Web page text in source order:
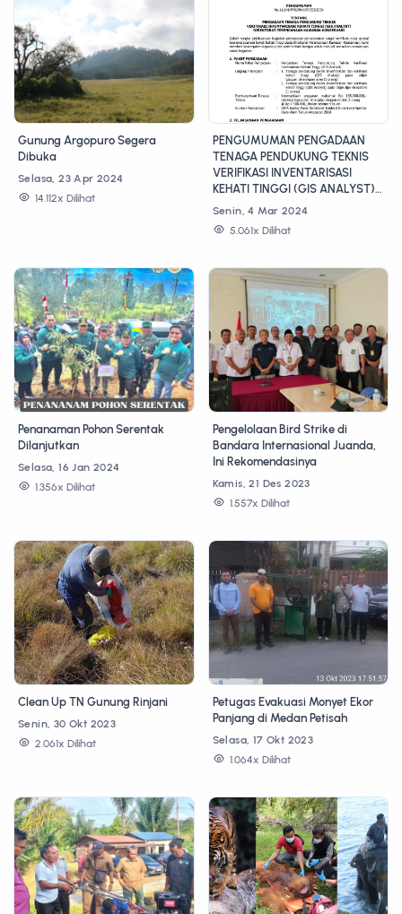
Gunung Argopuro Segera
Dibuka
Selasa, 23 Apr 2024
14.112x Dilihat
PENGUMUMAN PENGADAAN
TENAGA PENDUKUNG TEKNIS
VERIFIKASI INVENTARISASI
KEHATI TINGGI (GIS ANALYST)
DIREKTORAT PERENCANAAN
Senin, 4 Mar 2024
5.061x Dilihat
Penanaman Pohon Serentak
Dilanjutkan
Selasa, 16 Jan 2024
1.356x Dilihat
Pengelolaan Bird Strike di
Bandara Internasional Juanda,
Ini Rekomendasinya
Kamis, 21 Des 2023
1.557x Dilihat
Clean Up TN Gunung Rinjani
Senin, 30 Okt 2023
2.061x Dilihat
Petugas Evakuasi Monyet Ekor
Panjang di Medan Petisah
Selasa, 17 Okt 2023
1.064x Dilihat